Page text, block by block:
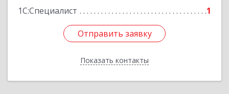
1С:Специалист
1
Отправить заявку
Показать контакты
Отправить заявку
Назад